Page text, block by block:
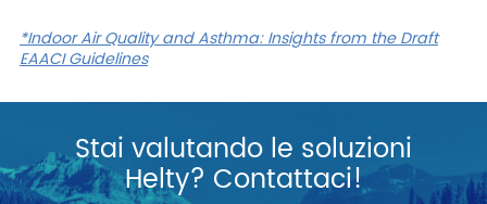
*Indoor Air Quality and Asthma: Insights from the Draft
EAACI Guidelines
Stai valutando le soluzioni
Helty? Contattaci!